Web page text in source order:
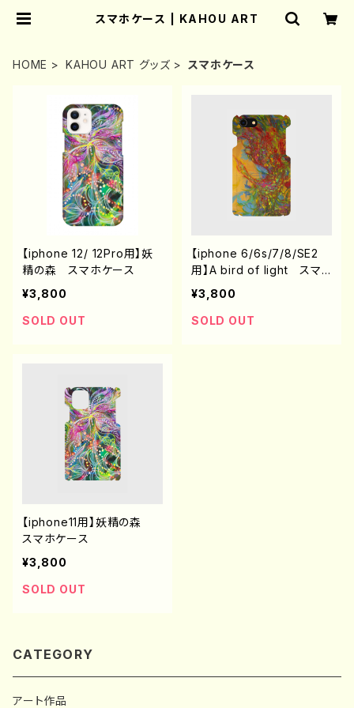
スマホケース | KAHOU ART
HOME KAHOU ART グッズ スマホケース
【iphone 12/ 12Pro用】妖
精の森 スマホケース
¥3,800
SOLD OUT
【iphone 6/6s/7/8/SE2
用】A bird of light スマ
ホケース
¥3,800
SOLD OUT
【iphone11用】妖精の森
スマホケース
¥3,800
SOLD OUT
CATEGORY
アート作品